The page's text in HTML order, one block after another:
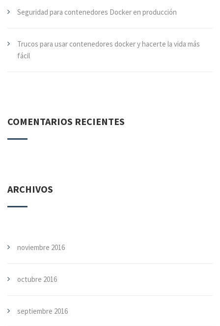
Seguridad para contenedores Docker en producción
Trucos para usar contenedores docker y hacerte la vida más
fácil
COMENTARIOS RECIENTES
ARCHIVOS
noviembre 2016
octubre 2016
septiembre 2016